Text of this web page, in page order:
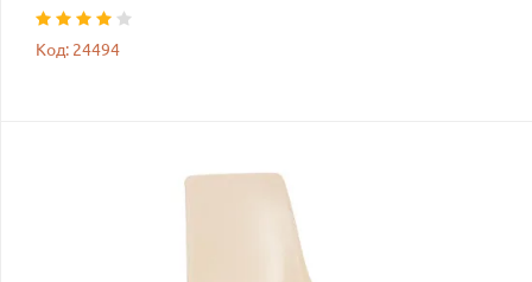
Код: 24494